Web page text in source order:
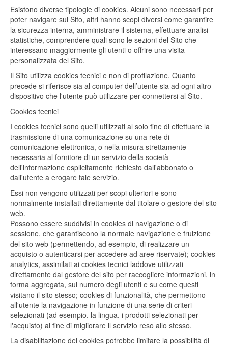
Esistono diverse tipologie di cookies. Alcuni sono necessari per
poter navigare sul Sito, altri hanno scopi diversi come garantire
la sicurezza interna, amministrare il sistema, effettuare analisi
statistiche, comprendere quali sono le sezioni del Sito che
interessano maggiormente gli utenti o offrire una visita
personalizzata del Sito.
Il Sito utilizza cookies tecnici e non di profilazione. Quanto
precede si riferisce sia al computer dell’utente sia ad ogni altro
dispositivo che l'utente può utilizzare per connettersi al Sito.
Cookies tecnici
I cookies tecnici sono quelli utilizzati al solo fine di effettuare la
trasmissione di una comunicazione su una rete di
comunicazione elettronica, o nella misura strettamente
necessaria al fornitore di un servizio della società
dell'informazione esplicitamente richiesto dall'abbonato o
dall'utente a erogare tale servizio.
Essi non vengono utilizzati per scopi ulteriori e sono
normalmente installati direttamente dal titolare o gestore del sito
web.
Possono essere suddivisi in cookies di navigazione o di
sessione, che garantiscono la normale navigazione e fruizione
del sito web (permettendo, ad esempio, di realizzare un
acquisto o autenticarsi per accedere ad aree riservate); cookies
analytics, assimilati ai cookies tecnici laddove utilizzati
direttamente dal gestore del sito per raccogliere informazioni, in
forma aggregata, sul numero degli utenti e su come questi
visitano il sito stesso; cookies di funzionalità, che permettono
all'utente la navigazione in funzione di una serie di criteri
selezionati (ad esempio, la lingua, i prodotti selezionati per
l'acquisto) al fine di migliorare il servizio reso allo stesso.
La disabilitazione dei cookies potrebbe limitare la possibilità di